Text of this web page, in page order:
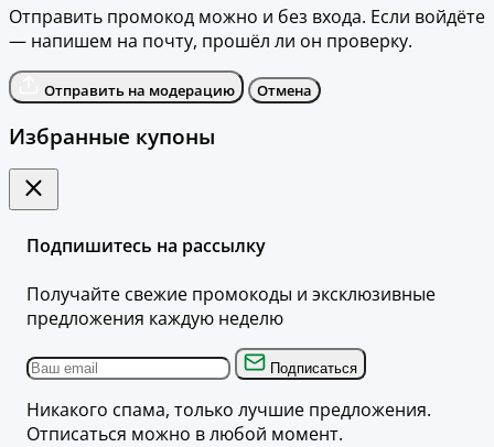
Отправить промокод можно и без входа. Если войдёте
— напишем на почту, прошёл ли он проверку.
Отправить на модерацию Отмена
Избранные купоны
Подпишитесь на рассылку
Получайте свежие промокоды и эксклюзивные
предложения каждую неделю
Подписаться
Никакого спама, только лучшие предложения.
Отписаться можно в любой момент.